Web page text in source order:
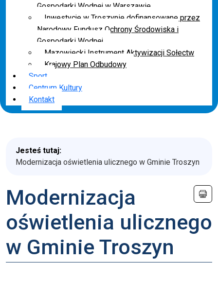
Gospodarki Wodnej w Warszawie
Inwestycje w Troszynie dofinansowane przez
Narodowy Fundusz Ochrony Środowiska i
Gospodarki Wodnej
Mazowiecki Instrument Aktywizacji Sołectw
Krajowy Plan Odbudowy
Sport
Centrum Kultury
Kontakt
Jesteś tutaj:
Modernizacja oświetlenia ulicznego w Gminie Troszyn
Modernizacja
oświetlenia ulicznego
w Gminie Troszyn